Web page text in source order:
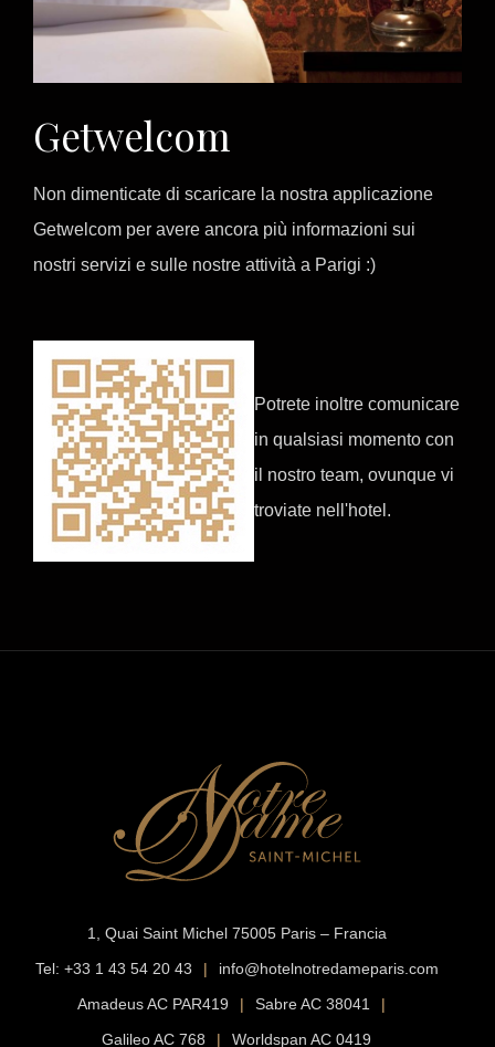
Getwelcom
Non dimenticate di scaricare la nostra applicazione
Getwelcom per avere ancora più informazioni sui
nostri servizi e sulle nostre attività a Parigi :)
Potrete inoltre comunicare
in qualsiasi momento con
il nostro team, ovunque vi
troviate nell'hotel.
1, Quai Saint Michel 75005 Paris – Francia
Tel: +33 1 43 54 20 43 |
info@hotelnotredameparis.com
Amadeus AC PAR419
| Sabre AC 38041
|
Galileo AC 768
| Worldspan AC 0419